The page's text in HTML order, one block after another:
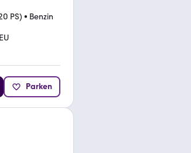
PS) • Benzin
Parken